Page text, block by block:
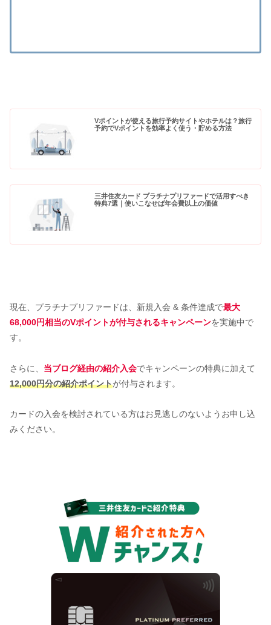
Vポイントが使える旅行予約サイトやホテルは？旅行
予約でVポイントを効率よく使う・貯める方法
三井住友カード プラチナプリファードで活用すべき
特典7選｜使いこなせば年会費以上の価値
現在、プラチナプリファードは、新規入会 & 条件達成で最大
68,000円相当のVポイントが付与されるキャンペーンを実施中で
す。
さらに、 当ブログ経由の紹介入会でキャンペーンの特典に加えて
12,000円分の紹介ポイントが付与されます。
カードの入会を検討されている方はお見逃しのないようお申し込
みください。